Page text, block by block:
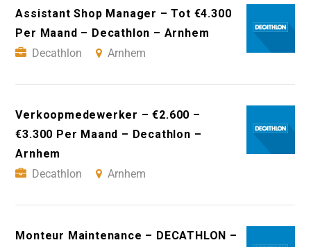
Assistant Shop Manager – Tot €4.300
Per Maand – Decathlon – Arnhem
Decathlon
Arnhem
Verkoopmedewerker – €2.600 –
€3.300 Per Maand – Decathlon –
Arnhem
Decathlon
Arnhem
Monteur Maintenance – DECATHLON –